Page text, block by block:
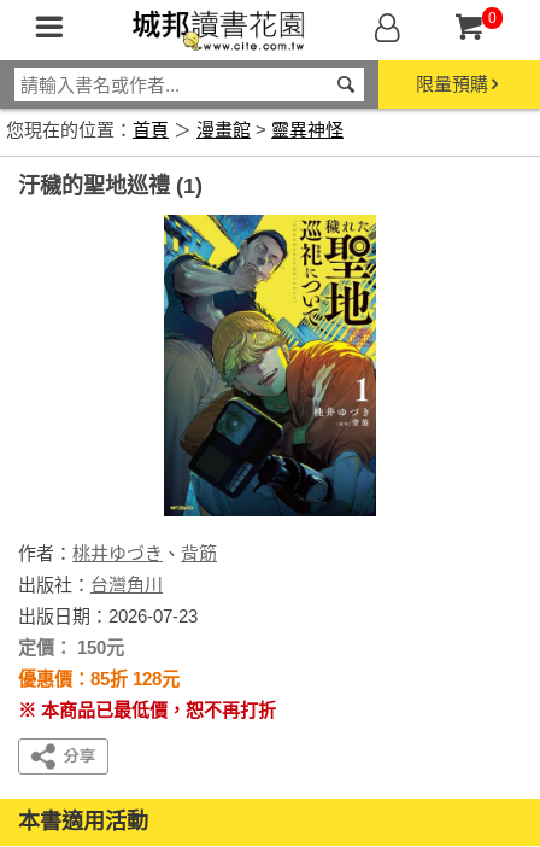
0
限量預購
您現在的位置： 首頁 ＞ 漫畫館 > 靈異神怪
汙穢的聖地巡禮 (1)
作者： 桃井ゆづき 、 背筋
出版社： 台灣角川
出版日期：2026-07-23
定價： 150元
優惠價：85折 128元
※ 本商品已最低價，恕不再打折
本書適用活動